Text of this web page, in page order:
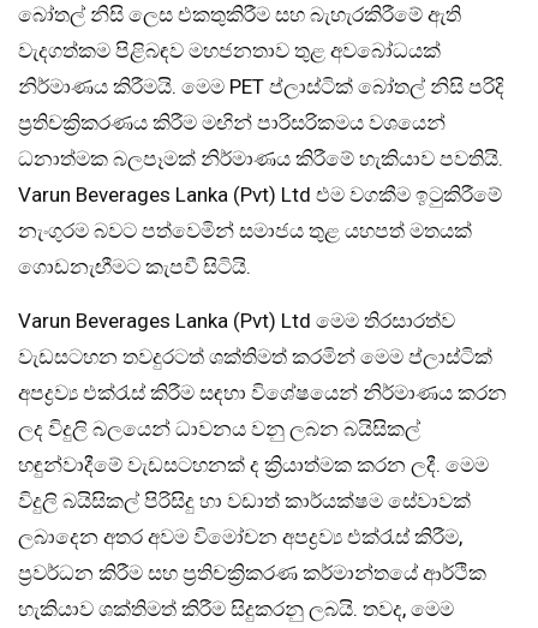
බෝතල් නිසි ලෙස එකතුකිරීම සහ බැහැරකිරීමේ ඇති
වැදගත්කම පිළිබඳව මහජනතාව තුළ අවබෝධයක්
නිර්මාණය කිරීමයි. මෙම PET ප්ලාස්ටික් බෝතල් නිසි පරිදි
ප්‍රතිචක්‍රිකරණය කිරීම මඟින් පාරිසරිකමය වශයෙන්
ධනාත්මක බලපෑමක් නිර්මාණය කිරීමේ හැකියාව පවතියි.
Varun Beverages Lanka (Pvt) Ltd එම වගකීම ඉටුකිරීමේ
නැංගුරම බවට පත්වෙමින් සමාජය තුළ යහපත් මතයක්
ගොඩනැඟීමට කැපවී සිටියි.
Varun Beverages Lanka (Pvt) Ltd මෙම තිරසාරත්ව
වැඩසටහන තවදුරටත් ශක්තිමත් කරමින් මෙම ප්ලාස්ටික්
අපද්‍රව්‍ය එක්රැස් කිරීම සඳහා විශේෂයෙන් නිර්මාණය කරන
ලද විදුලි බලයෙන් ධාවනය වනු ලබන බයිසිකල්
හඳුන්වාදීමේ වැඩසටහනක් ද ක්‍රියාත්මක කරන ලදී. මෙම
විදුලි බයිසිකල් පිරිසිදු හා වඩාත් කාර්යක්ෂම සේවාවක්
ලබාදෙන අතර අවම විමෝචන අපද්‍රව්‍ය එක්රැස් කිරීම,
ප්‍රවර්ධන කිරීම සහ ප්‍රතිචක්‍රිකරණ කර්මාන්තයේ ආර්ථික
හැකියාව ශක්තිමත් කිරීම සිදුකරනු ලබයි. තවද, මෙම